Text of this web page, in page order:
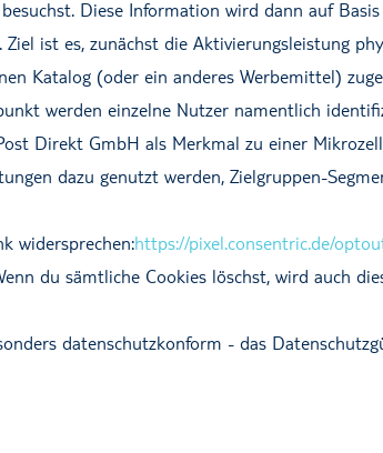
Diese Information wird dann auf
ist es, zunächst die Aktivierungsleistung
Katalog (oder ein anderes Werbemittel)
werden einzelne Nutzer namentlich
Direkt GmbH als Merkmal zu einer
dazu genutzt werden, Zielgruppen-
widersprechen:https://pixel.consentric.de/
du sämtliche Cookies löschst, wird auch
datenschutzkonform - das